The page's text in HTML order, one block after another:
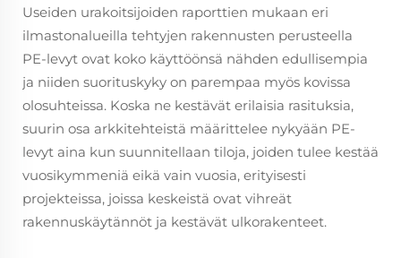
Useiden urakoitsijoiden raporttien mukaan eri
ilmastonalueilla tehtyjen rakennusten perusteella
PE-levyt ovat koko käyttöönsä nähden edullisempia
ja niiden suorituskyky on parempaa myös kovissa
olosuhteissa. Koska ne kestävät erilaisia rasituksia,
suurin osa arkkitehteistä määrittelee nykyään PE-
levyt aina kun suunnitellaan tiloja, joiden tulee kestää
vuosikymmeniä eikä vain vuosia, erityisesti
projekteissa, joissa keskeistä ovat vihreät
rakennuskäytännöt ja kestävät ulkorakenteet.